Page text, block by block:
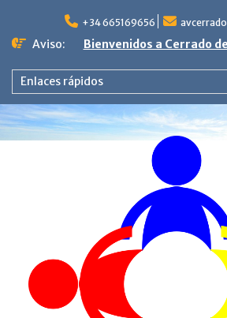
contenido
+34 665169656
Aviso: Bienvenidos a Cerrado
Enlaces rápidos